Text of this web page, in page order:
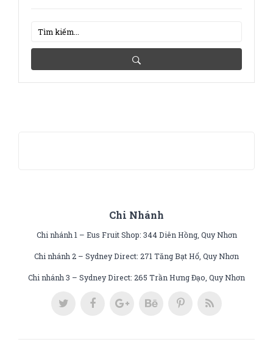
Chi Nhánh
Chi nhánh 1 – Eus Fruit Shop: 344 Diên Hồng, Quy Nhơn
Chi nhánh 2 – Sydney Direct: 271 Tăng Bạt Hổ, Quy Nhơn
Chi nhánh 3 – Sydney Direct: 265 Trần Hưng Đạo, Quy Nhơn